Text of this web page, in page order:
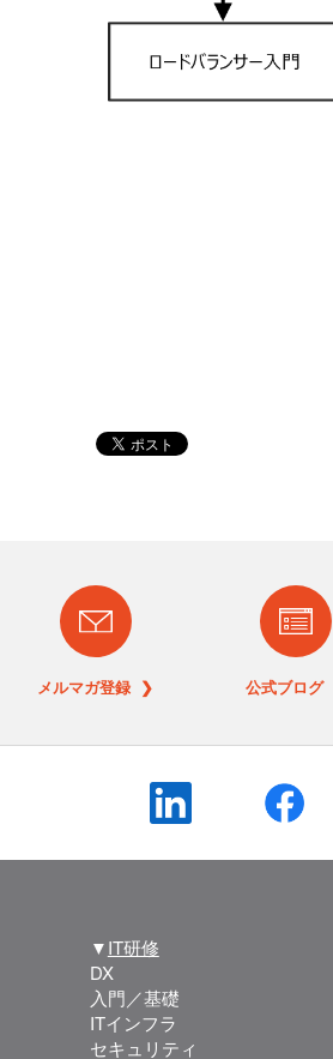
メルマガ登録 ❯ 公式ブロ
▼IT研修
DX
入門／基礎
ITインフラ
セキュリティ